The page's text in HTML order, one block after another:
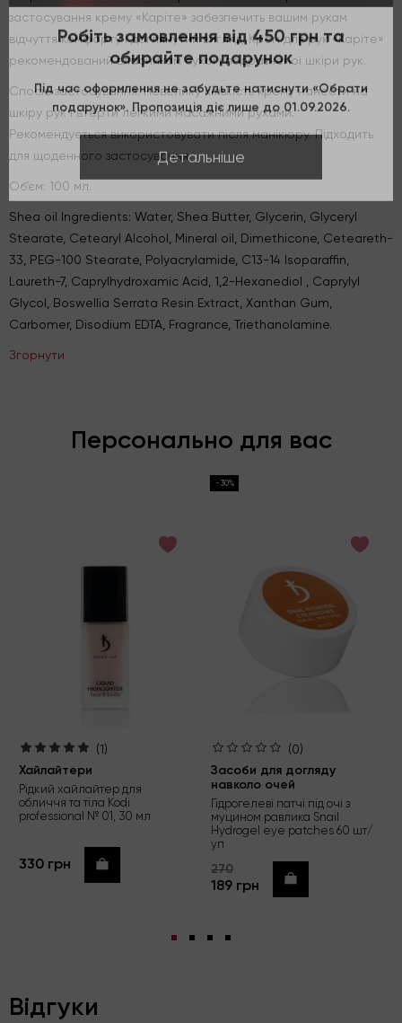
застосування крему «Каріте» забезпечить вашим рукам
відчуття комфорту і доглянутий вигляд. Крем для рук «Каріте»
рекомендований власникам сухої і подразненої шкіри рук.
Спосіб застосування: Невелику кількість крему нанести на
шкіру рук і втерти легкими масажними рухами.
Рекомендується використовувати після манікюру. Підходить
для щоденного застосування.
Об’єм: 100 мл.
Shea oil Ingredients: Water, Shea Butter, Glycerin, Glyceryl
Stearate, Cetearyl Alcohol, Mineral oil, Dimethicone, Ceteareth-
33, PEG-100 Stearate, Polyacrylamide, C13-14 Isoparaffin,
Laureth-7, Caprylhydroxamic Acid, 1,2-Hexanediol , Caprylyl
Glycol, Boswellia Serrata Resin Extract, Xanthan Gum,
Carbomer, Disodium EDTA, Fragrance, Triethanolamine.
Згорнути
Персонально для вас
(1)
Хайлайтери
Рідкий хайлайтер для
обличчя та тіла Kodi
professional № 01, 30 мл
330 грн Купити
-30%
(0)
Засоби для догляду
навколо очей
Гідрогелеві патчі під очі з
муцином равлика Snail
Hydrogel eye patches 60 шт/
уп
270
189 грн Купити
Відгуки
Робіть замовлення від 450 грн та
обирайте подарунок
Під час оформлення не забудьте натиснути «Обрати
подарунок». Пропозиція діє лише до 01.09.2026.
Детальніше